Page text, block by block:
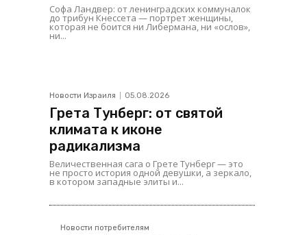
Софа Ландвер: от ленинградских коммуналок
до трибун Кнессета — портрет женщины,
которая не боится ни Либермана, ни «ослов»,
ни...
Новости Израиля 05.08.2026
Грета Тунберг: от святой
климата к иконе
радикализма
Величественная сага о Грете Тунберг — это
не просто история одной девушки, а зеркало,
в котором западные элиты и...
Новости потребителям